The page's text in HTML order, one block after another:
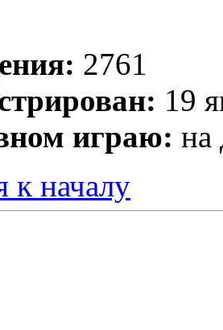
2761
19
играю: на
к началу